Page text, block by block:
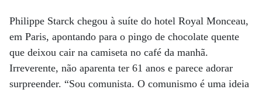
Philippe Starck chegou à suíte do hotel Royal Monceau,
em Paris, apontando para o pingo de chocolate quente
que deixou cair na camiseta no café da manhã.
Irreverente, não aparenta ter 61 anos e parece adorar
surpreender. “Sou comunista. O comunismo é uma ideia